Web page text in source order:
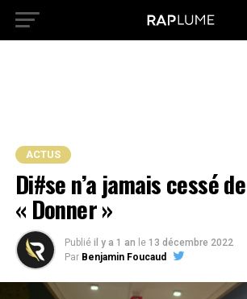
ACTUS
Di#se n’a jamais cessé de
« Donner »
Publié il y a 1 an le 13 décembre 2022
Par Benjamin Foucaud